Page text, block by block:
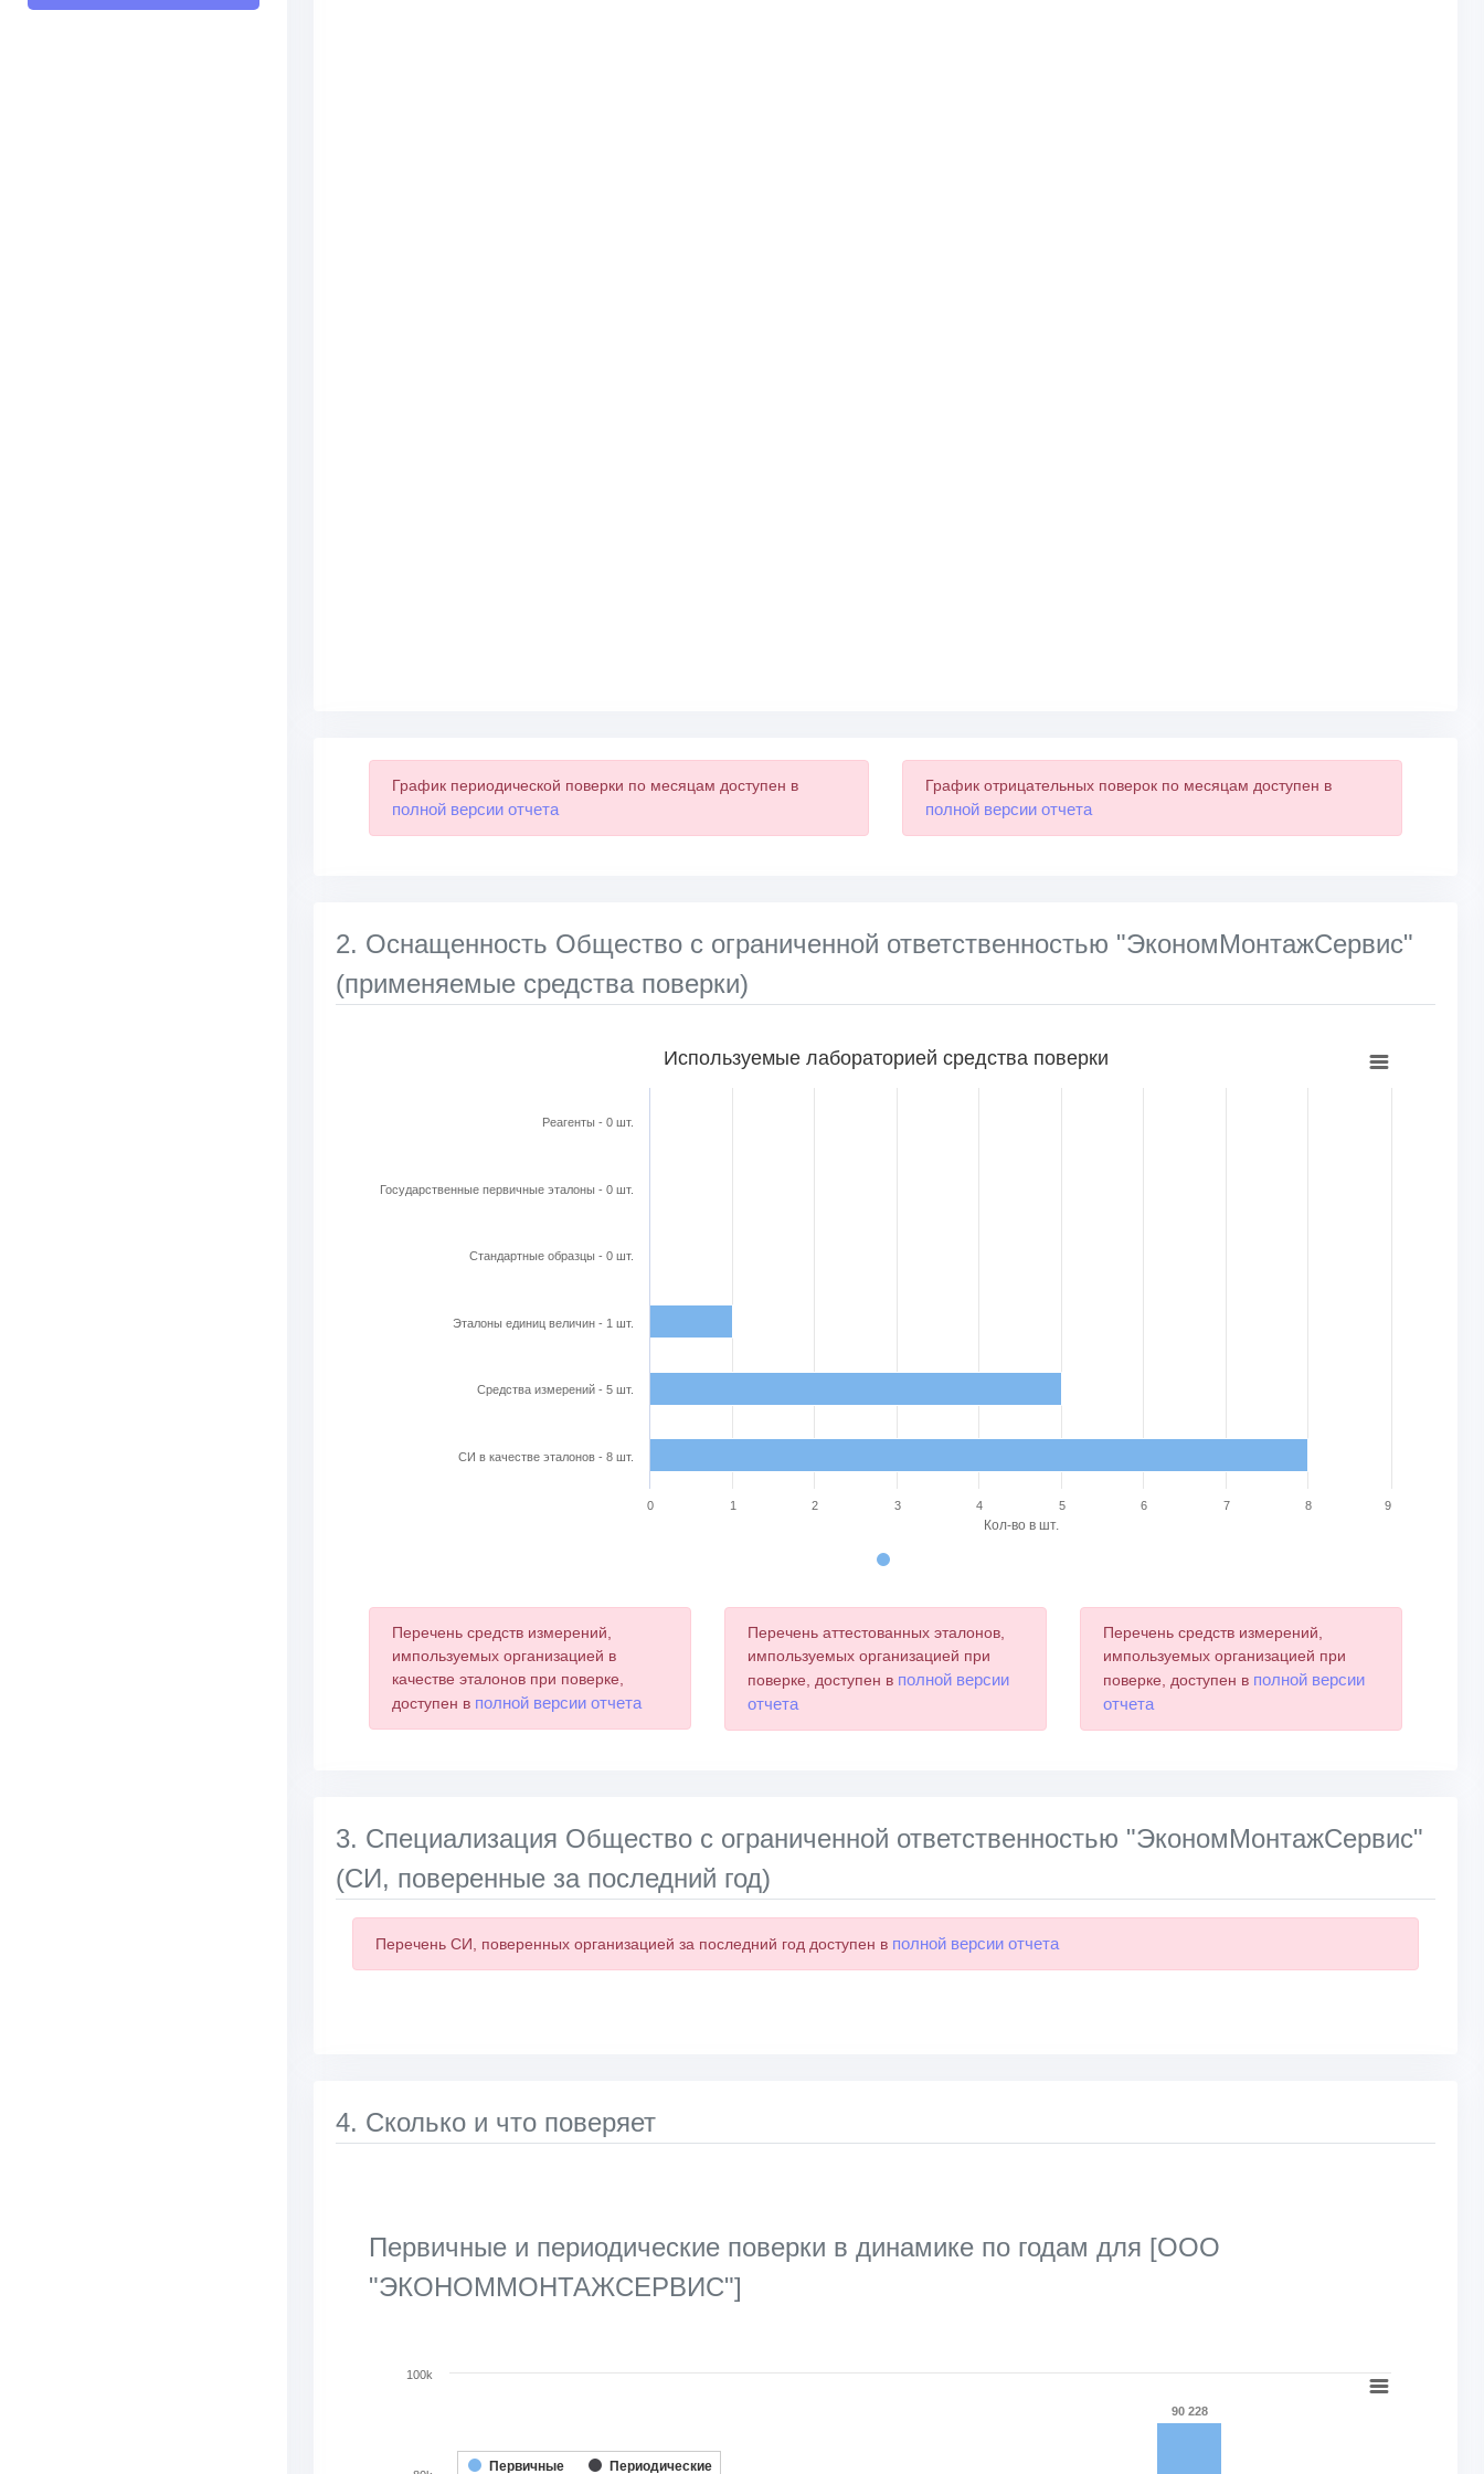
График периодической поверки по месяцам доступен в
полной версии отчета
График отрицательных поверок по месяцам доступен в
полной версии отчета
2. Оснащенность Общество с ограниченной ответственностью "ЭкономМонтажСервис"
(применяемые средства поверки)
Кол-во в шт.
Используемые лабораторией средства поверки
Реагенты - 0 шт.
Государственные первичные эталоны - 0 шт.
Стандартные образцы - 0 шт.
Эталоны единиц величин - 1 шт.
Cредства измерений - 5 шт.
СИ в качестве эталонов - 8 шт.
0 1 2 3 4 5 6 7 8 9
Перечень средств измерений,
импользуемых организацией в
качестве эталонов при поверке,
доступен в полной версии отчета
Перечень аттестованных эталонов,
импользуемых организацией при
поверке, доступен в полной версии
отчета
Перечень средств измерений,
импользуемых организацией при
поверке, доступен в полной версии
отчета
3. Специализация Общество с ограниченной ответственностью "ЭкономМонтажСервис"
(СИ, поверенные за последний год)
Перечень СИ, поверенных организацией за последний год доступен в полной версии отчета
4. Сколько и что поверяет
Первичные и периодические поверки в динамике по годам для [ООО
"ЭКОНОММОНТАЖСЕРВИС"]
The chart has 1 X axis displaying categories.
90 228
Первичные Периодические
100k